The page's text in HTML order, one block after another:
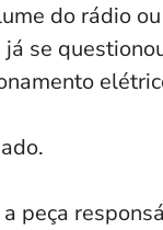
do rádio
se
peça